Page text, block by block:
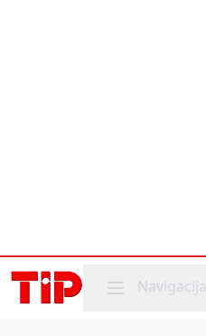
Mobile menu
Navigacija